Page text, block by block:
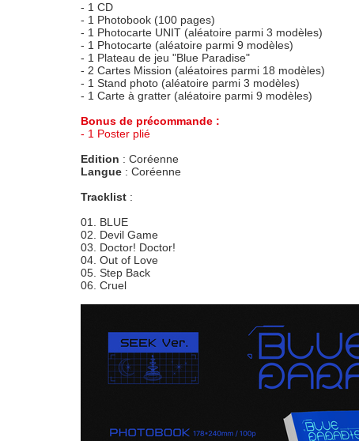
- 1 CD
- 1 Photobook (100 pages)
- 1 Photocarte UNIT (aléatoire parmi 3 modèles)
- 1 Photocarte (aléatoire parmi 9 modèles)
- 1 Plateau de jeu "Blue Paradise"
- 2 Cartes Mission (aléatoires parmi 18 modèles)
- 1 Stand photo (aléatoire parmi 3 modèles)
- 1 Carte à gratter (aléatoire parmi 9 modèles)
Bonus de précommande :
- 1 Poster plié
Edition : Coréenne
Langue : Coréenne
Tracklist :
01. BLUE
02. Devil Game
03. Doctor! Doctor!
04. Out of Love
05. Step Back
06. Cruel